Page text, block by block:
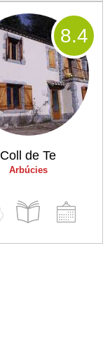
Coll de Te
Arbúcies
8.4